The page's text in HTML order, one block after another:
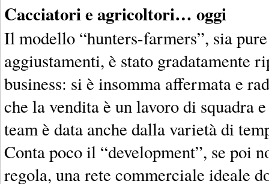
Cacciatori e agricoltori… oggi
Il modello “hunters-farmers”, sia
aggiustamenti, è stato gradatamente
business: si è insomma affermata e
che la vendita è un lavoro di squadra
team è data anche dalla varietà di
Conta poco il “development”, se poi
regola, una rete commerciale ideale